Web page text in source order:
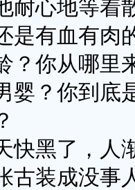
心地等着散
是有血有
？你从哪里
婴？你到底
黑了，人渐
装成没事人